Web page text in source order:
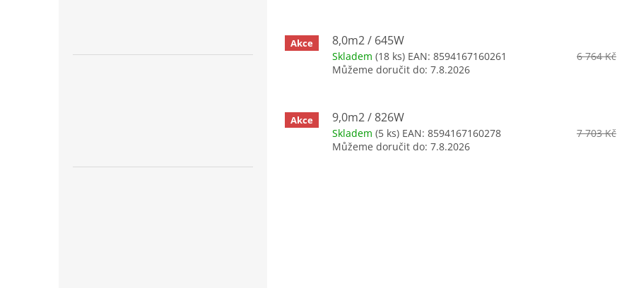
Akce 8,0m2 / 645W
Skladem (18 ks) EAN: 8594167160261
Můžeme doručit do: 7.8.2026
6 764 Kč
Akce 9,0m2 / 826W
Skladem (5 ks) EAN: 8594167160278
Můžeme doručit do: 7.8.2026
7 703 Kč